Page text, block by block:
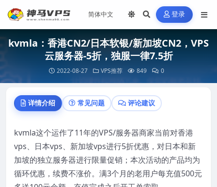
登录
kvmla：香港CN2/日本软银/新加坡CN2，VPS
云服务器-5折，独服一律7.5折
2022-08-27 VPS推荐 849 0
详情介绍 常见问题 评论建议
kvmla这个运作了11年的VPS/服务器商家当前对香港
vps、日本vps、新加坡vps进行5折优惠，对日本和新
加坡的独立服务器进行限量促销；本次活动的产品均为
循环优惠，续费不涨价。满3个月的老用户每充值500元